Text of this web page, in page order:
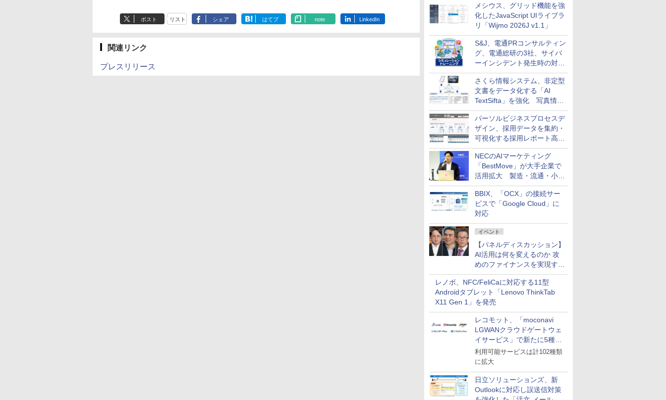
メシウス、グリッド機能を強
化したJavaScript UIライブラ
リ「Wijmo 2026J v1.1」
S&J、電通PRコンサルティン
グ、電通総研の3社、サイバ
ーインシデント発生時の対応
と危機管理広報を一体的に訓
練するプログラムを提供
さくら情報システム、非定型
文書をデータ化する「AI
TextSifta」を強化 写真情報
のデータ化などに対応
パーソルビジネスプロセスデ
ザイン、採用データを集約・
可視化する採用レポート高速
化サービスを提供
NECのAIマーケティング
「BestMove」が大手企業で
活用拡大 製造・流通・小売
企業・広告代理店などが実装
フェーズへ
BBIX、「OCX」の接続サー
ビスで「Google Cloud」に
対応
イベント
【パネルディスカッション】
AI活用は何を変えるのか 攻
めのファイナンスを実現する
業務設計とマインドセット変
革
レノボ、NFC/FeliCaに対応する11型
Androidタブレット「Lenovo ThinkTab
X11 Gen 1」を発売
レコモット、「moconavi
LGWANクラウドゲートウェ
イサービス」で新たに5種類
のサービスと連携開始
利用可能サービスは計102種類
に拡大
日立ソリューションズ、新
Outlookに対応し誤送信対策
ポスト リスト シェア はてブ note LinkedIn
関連リンク
プレスリリース